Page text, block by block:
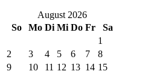
August 2026
So
Mo Di Mi Do Fr
Sa
1
2
3 4 5 6 7
8
9
10 11 12 13 14 15